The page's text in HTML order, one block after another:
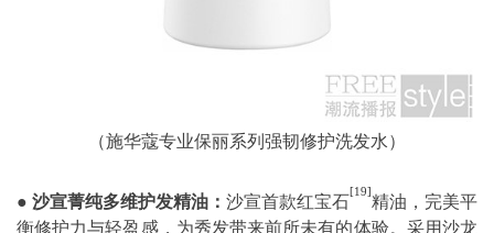
（施华蔻专业保丽系列强韧修护洗发水）
● 沙宣菁纯多维护发精油： 沙宣首款红宝石
[19]
精油，完美平
衡修护力与轻盈感，为秀发带来前所未有的体验。采用沙龙